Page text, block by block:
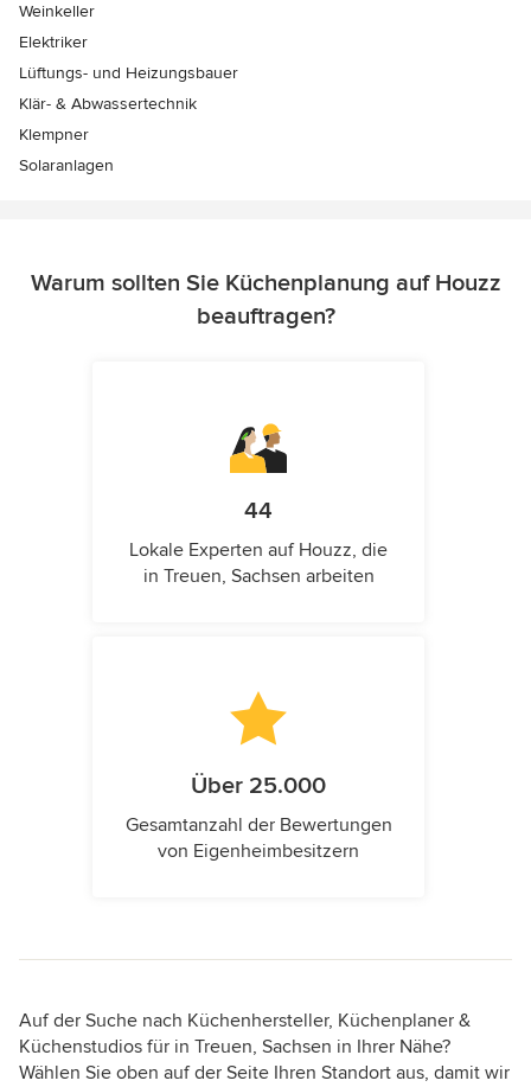
Weinkeller
Elektriker
Lüftungs- und Heizungsbauer
Klär- & Abwassertechnik
Klempner
Solaranlagen
Warum sollten Sie Küchenplanung auf Houzz
beauftragen?
44
Lokale Experten auf Houzz, die
in Treuen, Sachsen arbeiten
Über 25.000
Gesamtanzahl der Bewertungen
von Eigenheimbesitzern
Auf der Suche nach Küchenhersteller, Küchenplaner &
Küchenstudios für in Treuen, Sachsen in Ihrer Nähe?
Wählen Sie oben auf der Seite Ihren Standort aus, damit wir